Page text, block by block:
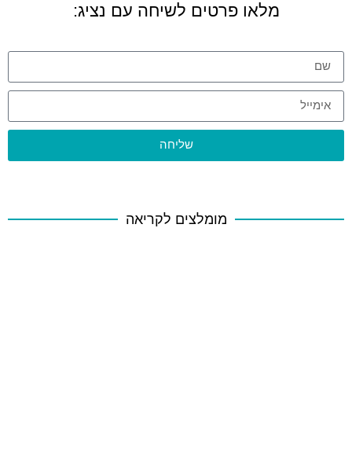
מלאו פרטים לשיחה עם נציג:
שליחה
מומלצים לקריאה